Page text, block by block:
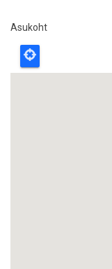
Asukoht